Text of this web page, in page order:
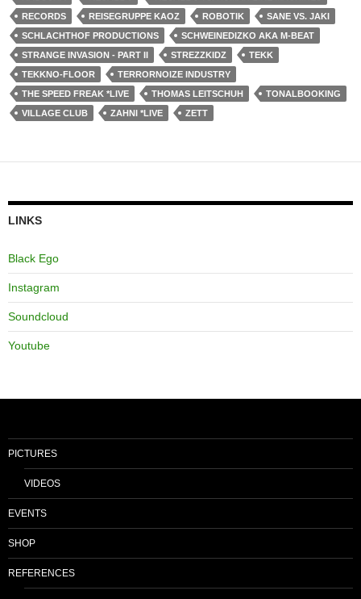
RECORDS
REISEGRUPPE KAOZ ROBOTIK
SANE VS. JAKI
SCHLACHTHOF PRODUCTIONS
SCHWEINEDIZKO AKA M-BEAT
STRANGE INVASION - PART II
STREZZKIDZ
TEKK
TEKKNO-FLOOR
TERRORNOIZE INDUSTRY
THE SPEED FREAK *LIVE
THOMAS LEITSCHUH
TONALBOOKING
VILLAGE CLUB
ZAHNI *LIVE ZETT
LINKS
Black Ego
Instagram
Soundcloud
Youtube
PICTURES
VIDEOS
EVENTS
SHOP
REFERENCES